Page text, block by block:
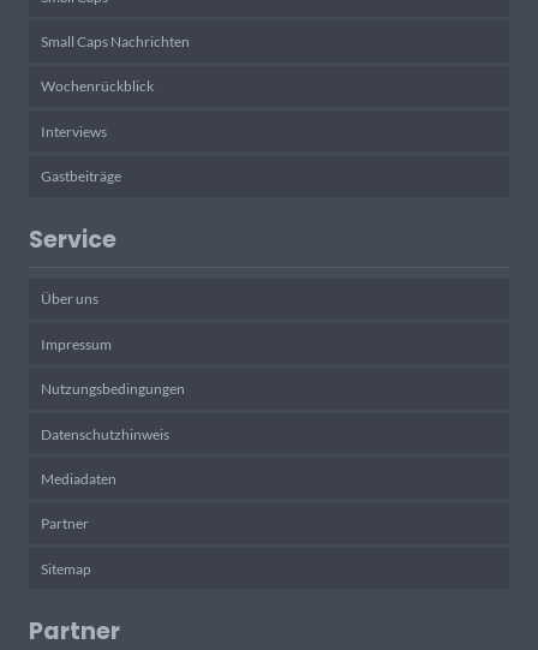
Small Caps Nachrichten
Wochenrückblick
Interviews
Gastbeiträge
Service
Über uns
Impressum
Nutzungsbedingungen
Datenschutzhinweis
Mediadaten
Partner
Sitemap
Partner